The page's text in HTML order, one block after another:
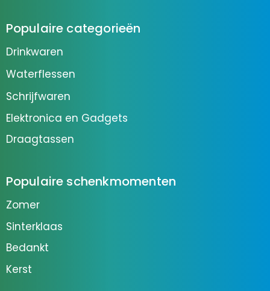
Populaire categorieën
Drinkwaren
Waterflessen
Schrijfwaren
Elektronica en Gadgets
Draagtassen
Populaire schenkmomenten
Zomer
Sinterklaas
Bedankt
Kerst